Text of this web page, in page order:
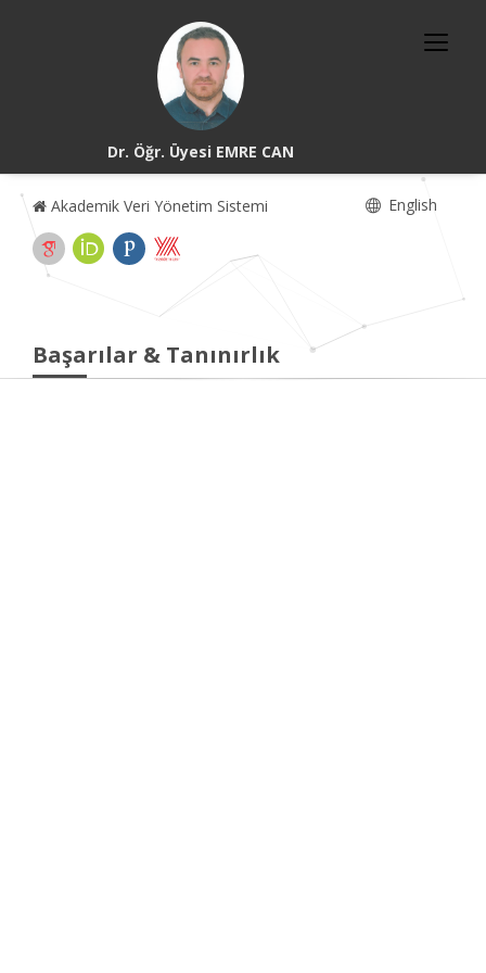
Dr. Öğr. Üyesi EMRE CAN
Akademik Veri Yönetim Sistemi English
Başarılar & Tanınırlık